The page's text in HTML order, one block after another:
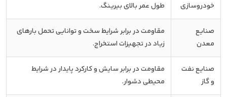
خودروسازی
طول عمر بالای بیرینگ.
صنایع
معدن
مقاومت در برابر شرایط سخت و توانایی تحمل بارهای
زیاد در تجهیزات استخراج.
صنایع نفت
و گاز
مقاومت در برابر سایش و کارکرد پایدار در شرایط
محیطی دشوار.